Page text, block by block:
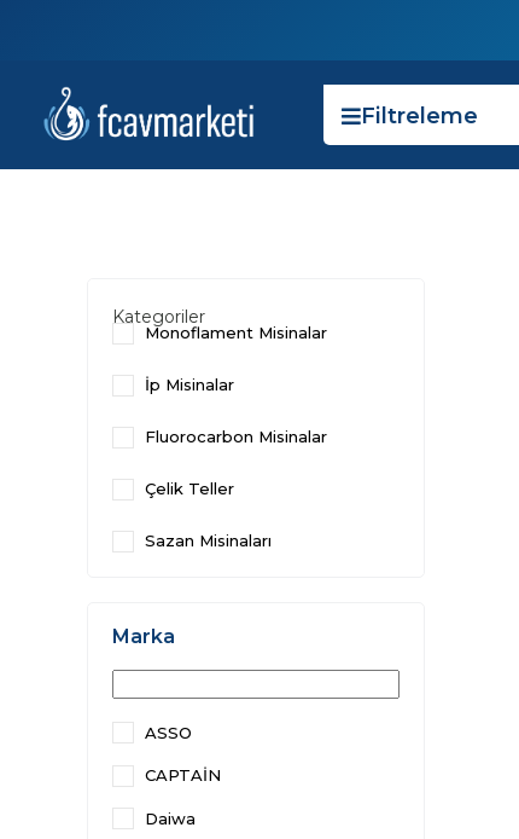
Filtreleme
Kategoriler
Monoflament Misinalar
İp Misinalar
Fluorocarbon Misinalar
Çelik Teller
Sazan Misinaları
Marka
ASSO
CAPTAİN
Daiwa